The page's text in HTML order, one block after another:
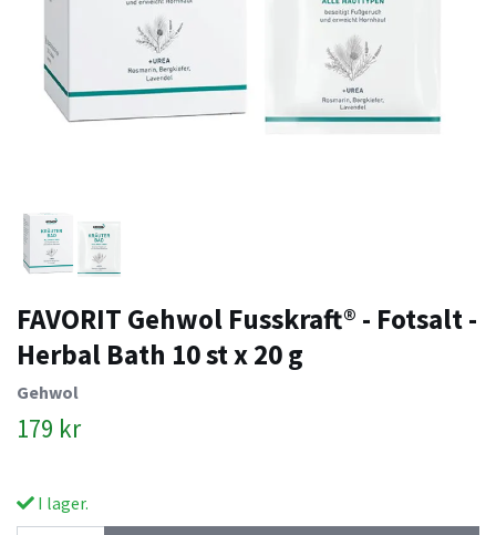
FAVORIT Gehwol Fusskraft® - Fotsalt -
Herbal Bath 10 st x 20 g
Gehwol
179 kr
I lager.